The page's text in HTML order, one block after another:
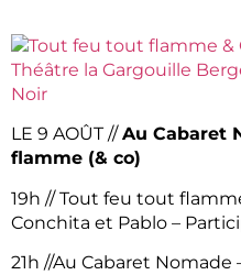
LE 9 AOÛT //Au Cabaret
flamme (& co)
19h // Tout feu tout
Conchita et Pablo –
21h //Au Cabaret Nomade